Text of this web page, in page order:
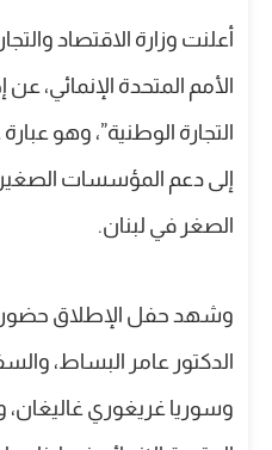
أعلنت وزارة الاقتصاد
الأمم المتحدة الإنمائي،
التجارة الوطنية”، وهو
إلى دعم المؤسسات
الصغر في لبنان.
وشهد حفل الإطلاق حضور
الدكتور عامر البساط،
وسوريا غريغوري غاليغان،